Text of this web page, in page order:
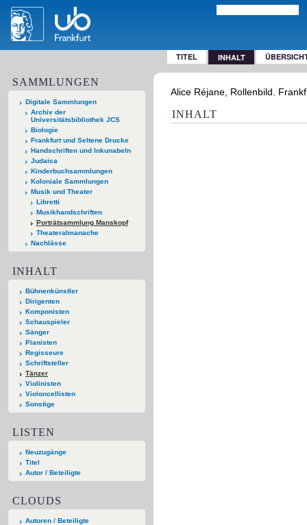
TITEL INHALT
SAMMLUNGEN
Digitale Sammlungen
Archiv der
Universitätsbibliothek JCS
Biologie
Frankfurt und Seltene Drucke
Handschriften und Inkunabeln
Judaica
Kinderbuchsammlungen
Koloniale Sammlungen
Musik und Theater
Libretti
Musikhandschriften
Porträtsammlung Manskopf
Theateralmanache
Nachlässe
INHALT
Bühnenkünstler
Dirigenten
Komponisten
Schauspieler
Sänger
Pianisten
Regisseure
Schriftsteller
Tänzer
Violinisten
Violoncellisten
Sonstige
LISTEN
Neuzugänge
Titel
Autor / Beteiligte
CLOUDS
Autoren / Beteiligte
Alice Réjane, Rollenbild.
INHALT